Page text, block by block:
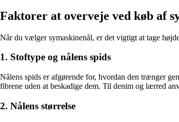
Faktorer at overveje ved køb af
Når du vælger symaskinenål, er det vigtigt at tage
1. Stoftype og nålens spids
Nålens spids er afgørende for, hvordan den trænger
fibrene uden at beskadige dem. Til denim og lærred
2. Nålens størrelse